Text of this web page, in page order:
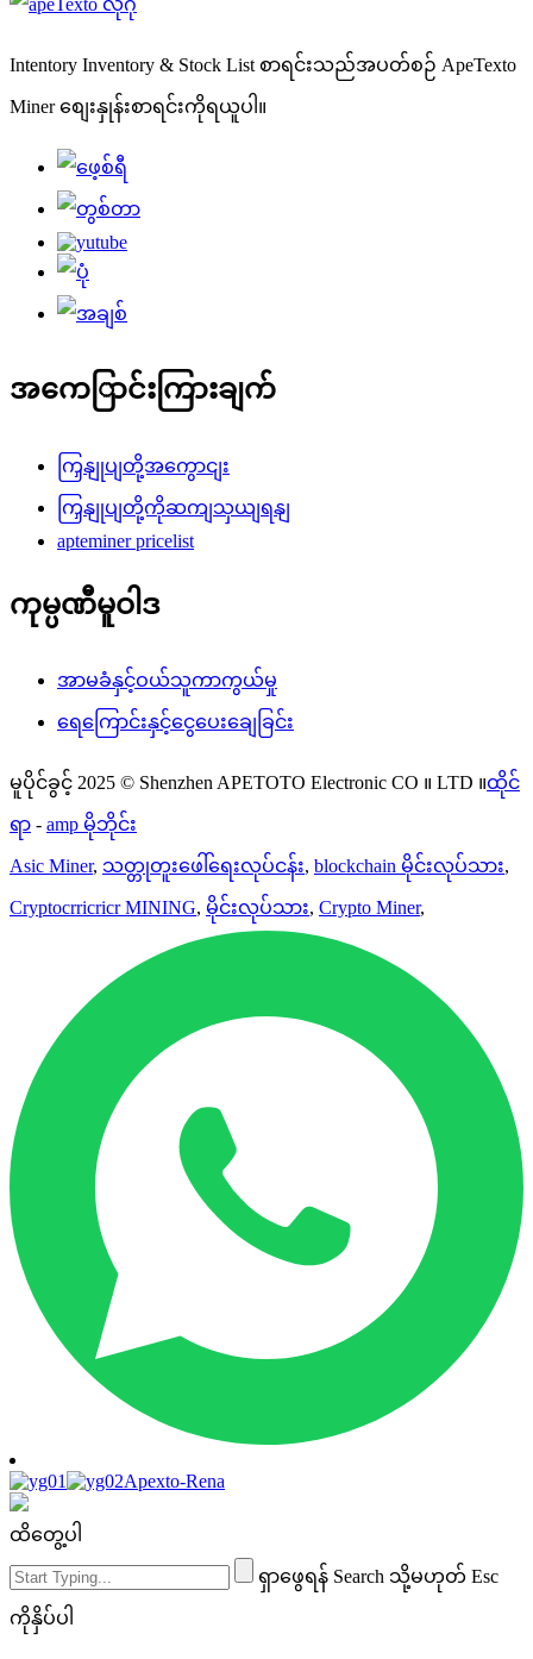
Intentory Inventory & Stock List စာရင်းသည်အပတ်စဉ် ApeTexto
Miner စျေးနှုန်းစာရင်းကိုရယူပါ။
အကေြာင်းကြားချက်
ကြှနျုပျတို့အကွောငျး
ကြှနျုပျတို့ကိုဆကျသှယျရနျ
apteminer pricelist
ကုမ္ပဏီမူဝါဒ
အာမခံနှင့်ဝယ်သူကာကွယ်မှု
ရေကြောင်းနှင့်ငွေပေးချေခြင်း
မူပိုင်ခွင့် 2025 © Shenzhen APETOTO Electronic CO ။ LTD ။ထိုင်
ရာ - amp မိုဘိုင်း
Asic Miner, သတ္တုတူးဖေါ်ရေးလုပ်ငန်း, blockchain မိုင်းလုပ်သား,
Cryptocrricricr MINING, မိုင်းလုပ်သား, Crypto Miner,
Apexto-Rena
ထိတွေ့ပါ
ရှာဖွေရန် Search သို့မဟုတ် Esc
ကိုနှိပ်ပါ